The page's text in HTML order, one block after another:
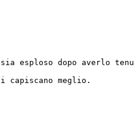
sia esploso dopo averlo
capiscano meglio.